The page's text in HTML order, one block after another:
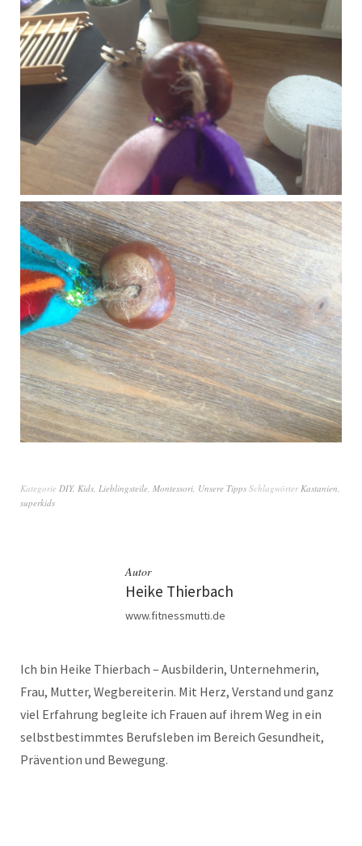
Kategorie DIY, Kids, Lieblingsteile, Montessori, Unsere Tipps SchlagwörterKastanien,
superkids
Autor
Heike Thierbach
www.fitnessmutti.de
Ich bin Heike Thierbach – Ausbilderin, Unternehmerin,
Frau, Mutter, Wegbereiterin. Mit Herz, Verstand und ganz
viel Erfahrung begleite ich Frauen auf ihrem Weg in ein
selbstbestimmtes Berufsleben im Bereich Gesundheit,
Prävention und Bewegung.